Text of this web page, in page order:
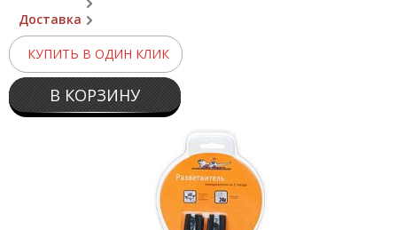
Доставка
КУПИТЬ В ОДИН КЛИК
В КОРЗИНУ